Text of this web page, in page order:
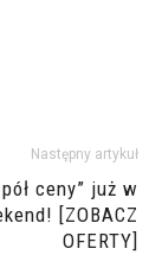
Następny artykuł
ceny” już w
[ZOBACZ
OFERTY]